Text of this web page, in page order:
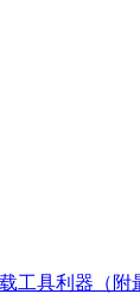
工具利器（